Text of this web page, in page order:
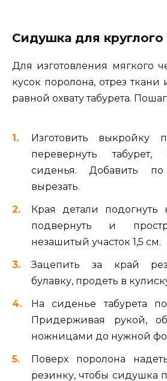
Сидушка для круглого
Для изготовления мягкого
кусок поролона, отрез
равной охвату табурета.
Изготовить выкройку
перевернуть табурет,
сиденья. Добавить
вырезать.
Края детали
подвернуть и
незашитый участок 1,5 см.
Зацепить за край
булавку, продеть в
На сиденье табурета
Придерживая рукой,
ножницами до нужной
Поверх поролона
резинку, чтобы сидушка